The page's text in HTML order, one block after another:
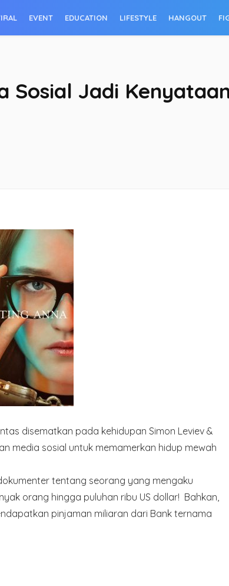
EVENT EDUCATION LIFESTYLE HANGOUT
Sosial Jadi
disematkan pada kehidupan Simon Leviev &
media sosial untuk memamerkan hidup mewah
tentang seorang yang mengaku
orang hingga puluhan ribu US dollar! Bahkan,
pinjaman miliaran dari Bank ternama